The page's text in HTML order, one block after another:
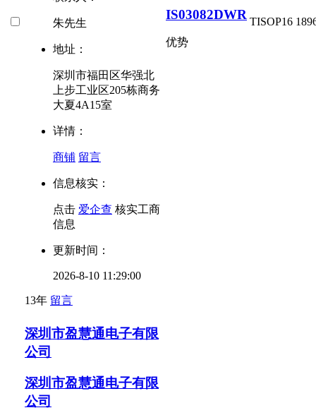
朱先生
地址：
深圳市福田区华强北
上步工业区205栋商务
大夏4A15室
详情：
商铺 留言
信息核实：
点击 爱企查 核实工商
信息
更新时间：
2026-8-10 11:29:00
13年 留言
IS03082DWR
优势
TISOP16
深圳市盈慧通电子有限
公司
深圳市盈慧通电子有限
公司